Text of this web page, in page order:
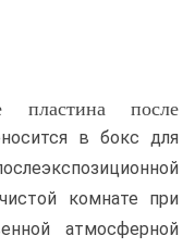
пластина после
в бокс для
комнате при
атмосферной